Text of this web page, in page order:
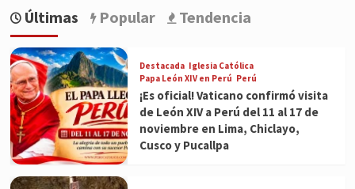
Últimas Popular Tendencia
Destacada Iglesia Católica
Papa León XIV en Perú Perú
¡Es oficial! Vaticano confirmó visita
de León XIV a Perú del 11 al 17 de
noviembre en Lima, Chiclayo,
Cusco y Pucallpa